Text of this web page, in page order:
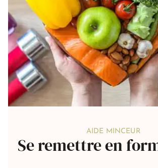
AIDE MINCEUR
Se remettre en